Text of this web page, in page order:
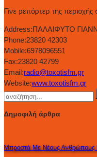
Γίνε ρεπόρτερ της περιοχής
Address:ΠΑΛΑΙΦΥΤΟ
Phone:23820 42303
Mobile:6978096551
Fax:23820 42799
Email:radio@toxotisfm.gr
Website:www.toxotisfm.gr
Δημοφιλή άρθρα
Μπροστά Με Νέους Ανθρώπους